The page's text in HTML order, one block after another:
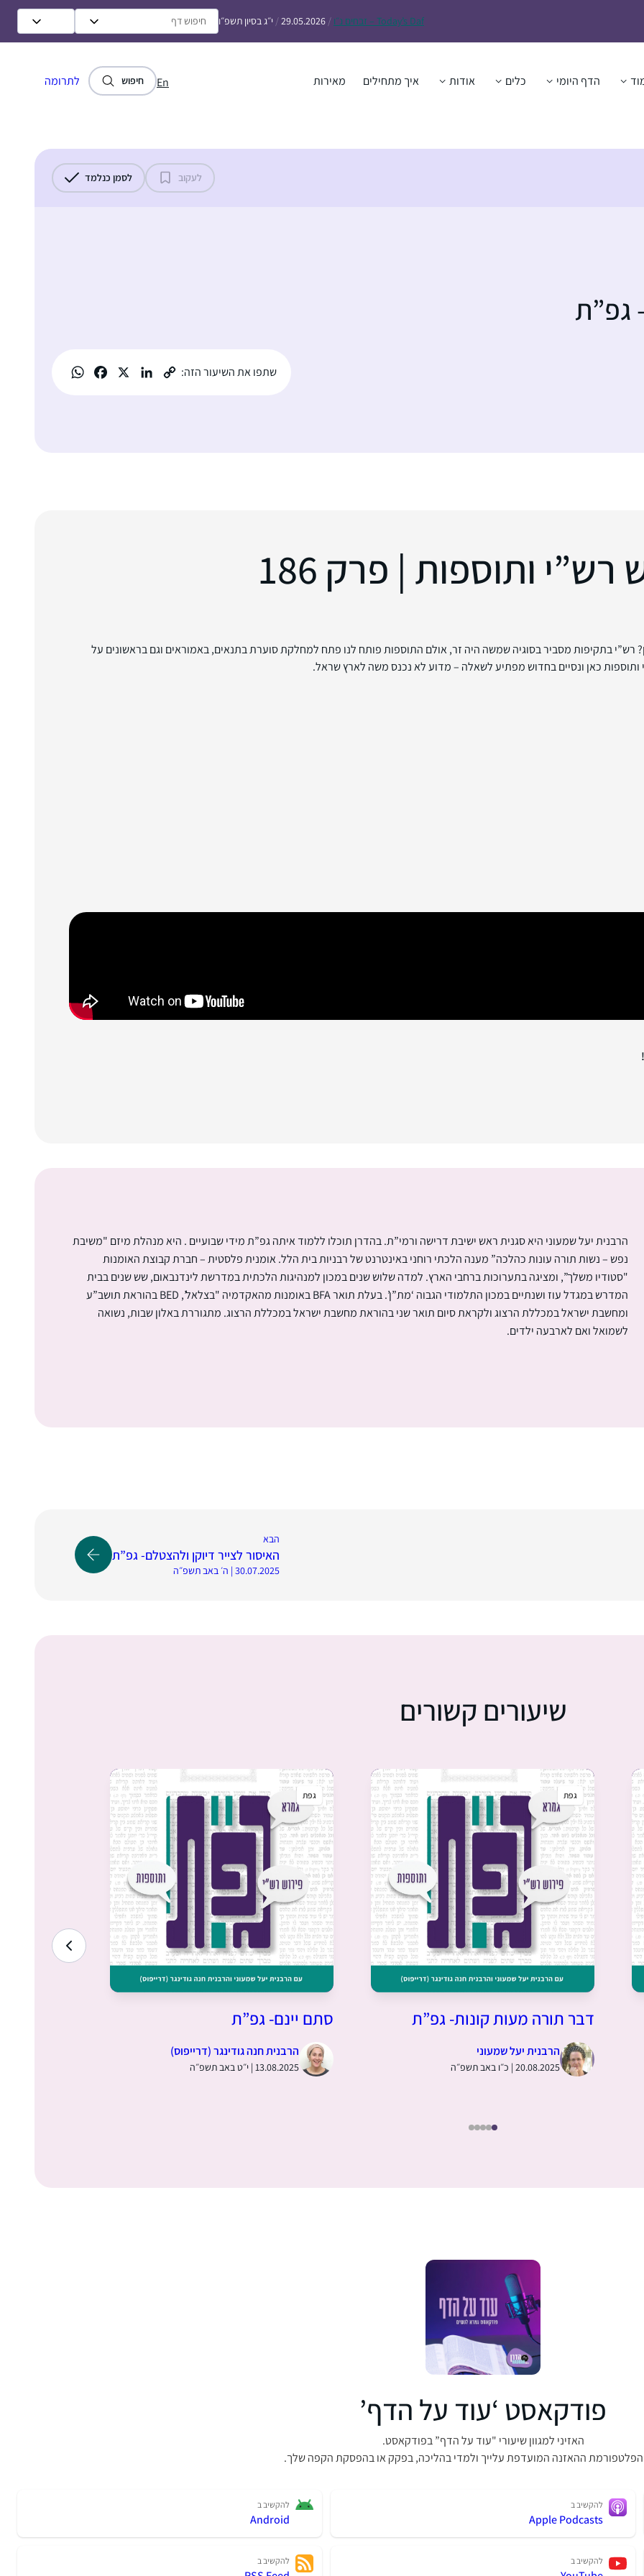
Today’s Daf – זבחים נ״ו /
29.05.2026
/ י״ג בסיון תשפ״ו
הדף היומי כלים אודות איך מתחילים מאירות En חיפוש לתרומה
לעקוב לסמן כנלמד
גפ”ת
שתפו את השיעור הזה:
ותוספות | פרק 186
רש”י בתקיפות מסביר בסוגיה שמשה היה זר, אולם התוספות פותח לנו פתח למחלקת סוערת בתנאים, באמוראים וגם בראשונים על
כאן ונסיים בחדוש מפתיע לשאלה – מדוע לא נכנס משה לארץ שראל.
הרבנית יעל שמעוני היא סגנית ראש ישיבת דרישה ורמי”ת. בהדרן תוכלו ללמוד איתה גפ”ת מידי שבועיים . היא מנהלת מיזם "משיבת
נפש – נשות תורה עונות כהלכה” מענה הלכתי רוחני באינטרנט של רבניות בית הלל. אומנית פלסטית – חברת קבוצת האומנות
"סטודיו משלך”, ומציגה בתערוכות ברחבי הארץ. למדה שלוש שנים במכון למנהיגות הלכתית במדרשת לינדנבאום, שש שנים בבית
המדרש במגדל עוז ושנתיים במכון התלמודי הגבוה ‘מת”ן’. בעלת תואר BFA באומנות מהאקדמיה "בצלאל’, BED בהוראת תושב”ע
ומחשבת ישראל במכללת הרצוג ולקראת סיום תואר שני בהוראת מחשבת ישראל במכללת הרצוג. מתגוררת באלון שבות, נשואה
לשמואל ואם לארבעה ילדים.
הבא
האיסור לצייר דיוקן ולהצטלם- גפ”ת
30.07.2025 | ה׳ באב תשפ״ה
שיעורים קשורים
גפת
דבר תורה מעות קונות- גפ”ת
הרבנית יעל שמעוני
20.08.2025 | כ״ו באב תשפ״ה
גפת
סתם יינם- גפ”ת
הרבנית חנה גודינגר (דרייפוס)
13.08.2025 | י״ט באב תשפ״ה
פודקאסט ‘עוד על הדף’
האזיני למגוון שיעורי "עוד על הדף” בפודקאסט.
ההאזנה המועדפת עלייך ולמדי בהליכה, בפקק או בהפסקת הקפה שלך.
להקשיב ב
Apple Podcasts
להקשיב ב
Android
להקשיב ב להקשיב ב